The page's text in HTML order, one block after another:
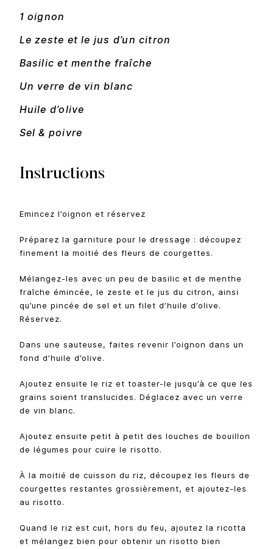
1 oignon
Le zeste et le jus d’un citron
Basilic et menthe fraîche
Un verre de vin blanc
Huile d’olive
Sel & poivre
Instructions
Emincez l’oignon et réservez
Préparez la garniture pour le dressage : découpez
finement la moitié des fleurs de courgettes.
Mélangez-les avec un peu de basilic et de menthe
fraîche émincée, le zeste et le jus du citron, ainsi
qu’une pincée de sel et un filet d’huile d’olive.
Réservez.
Dans une sauteuse, faites revenir l’oignon dans un
fond d’huile d’olive.
Ajoutez ensuite le riz et toaster-le jusqu’à ce que les
grains soient translucides. Déglacez avec un verre
de vin blanc.
Ajoutez ensuite petit à petit des louches de bouillon
de légumes pour cuire le risotto.
À la moitié de cuisson du riz, découpez les fleurs de
courgettes restantes grossièrement, et ajoutez-les
au risotto.
Quand le riz est cuit, hors du feu, ajoutez la ricotta
et mélangez bien pour obtenir un risotto bien